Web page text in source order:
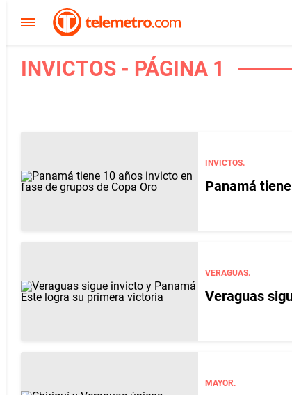
INVICTOS - PÁGINA 1
INVICTOS.
Panamá
VERAGUAS.
Veraguas
MAYOR.